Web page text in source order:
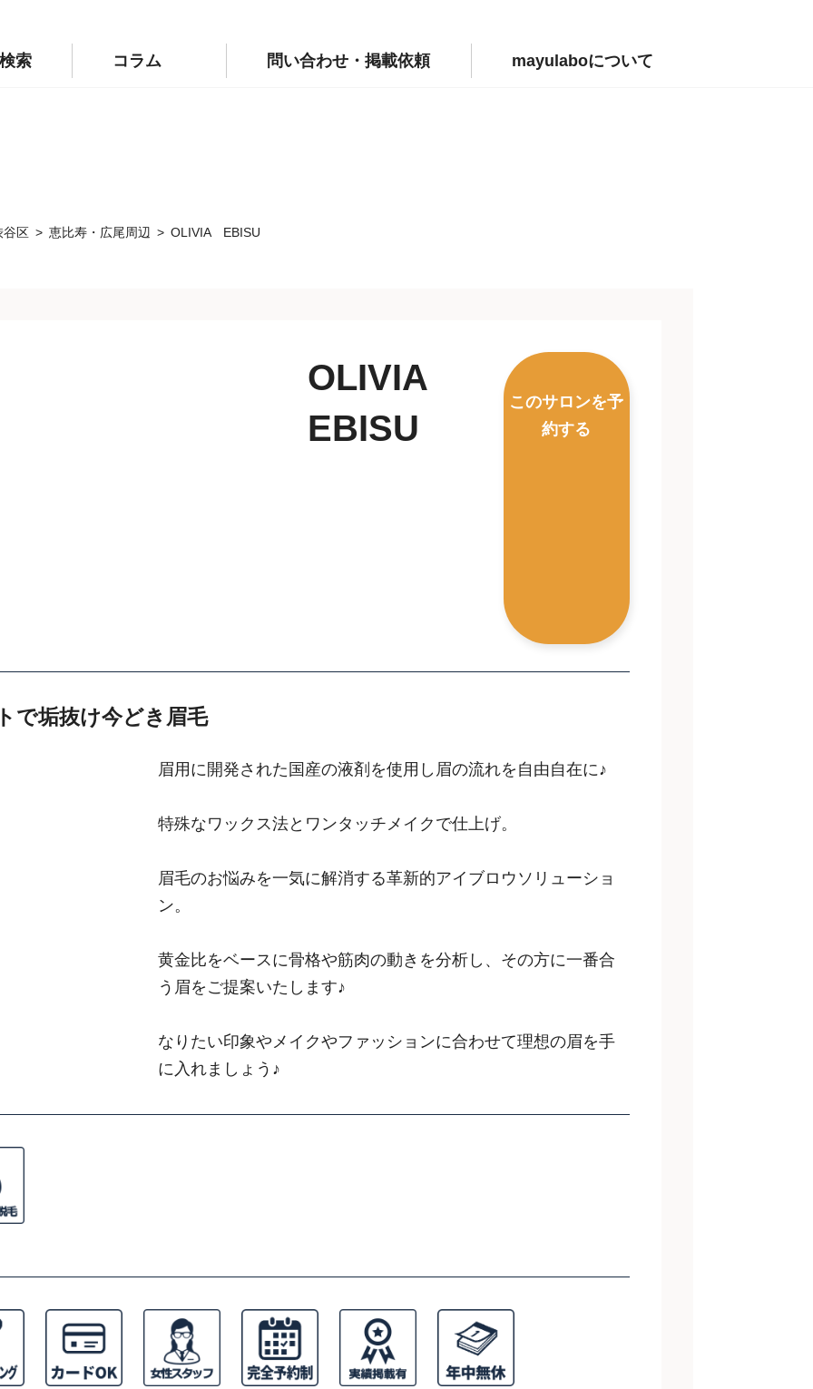
public_html/wp-config.php
索 コラム 問い合わせ・掲載依頼 mayulaboについて
谷区 恵比寿・広尾周辺 OLIVIA EBISU
OLIVIA
EBISU
このサロンを予
約する
で垢抜け今どき眉毛
眉用に開発された国産の液剤を使用し眉の流れを自由自在に♪
特殊なワックス法とワンタッチメイクで仕上げ。
眉毛のお悩みを一気に解消する革新的アイブロウソリューショ
ン。
黄金比をベースに骨格や筋肉の動きを分析し、その方に一番合
う眉をご提案いたします♪
なりたい印象やメイクやファッションに合わせて理想の眉を手
に入れましょう♪